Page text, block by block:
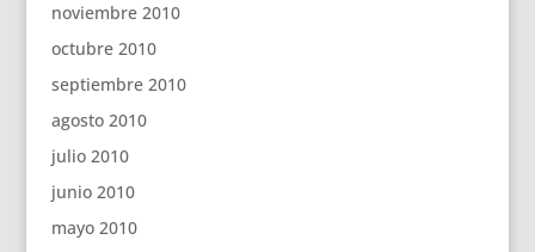
noviembre 2010
octubre 2010
septiembre 2010
agosto 2010
julio 2010
junio 2010
mayo 2010